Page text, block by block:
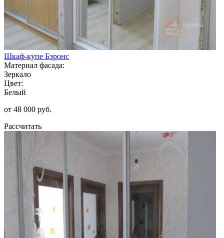
Шкаф-купе Бэронс
Материал фасада:
Зеркало
Цвет:
Белый
от 48 000 руб.
Рассчитать